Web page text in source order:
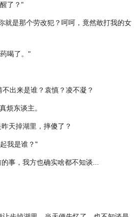
了？"
就是那个劳改犯？呵呵，竟然敢打我的女
喝了。"
出来是谁？袁慎？凌不凝？
烦东谈主。
天掉湖里，摔傻了？
我是谁？"
事，我方也确实啥都不知谈...